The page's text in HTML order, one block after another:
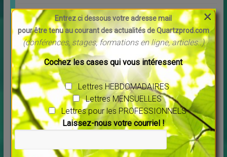
Accédez à quelques infos DU
SITE ESPACE SANTE BIEN-ÊTRE
QUARTZPROD COMMUNICATION
VOUS PROPOSE
QUI JE SUIS
Ce que je
Entrez ci dessous votre adresse mail
pour être tenu au courant des actualités de Quartzprod.com
(conférences, stages, formations en ligne, articles..)
Cochez les cases qui vous intéressent
Lettres HEBDOMADAIRES
Lettres MENSUELLES
Lettres pour les PROFESSIONNELS
Laissez-nous votre courriel !
×